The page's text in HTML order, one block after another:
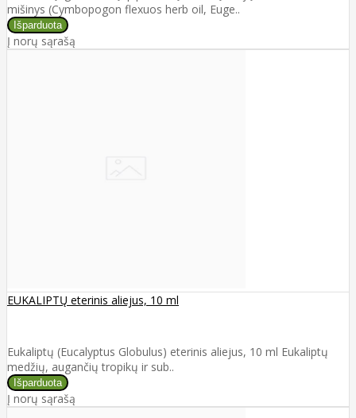
mišinys (Cymbopogon flexuos herb oil, Euge..
Į norų sąrašą
EUKALIPTŲ eterinis aliejus, 10 ml
Eukaliptų (Eucalyptus Globulus) eterinis aliejus, 10 ml Eukaliptų
medžių, augančių tropikų ir sub..
Į norų sąrašą